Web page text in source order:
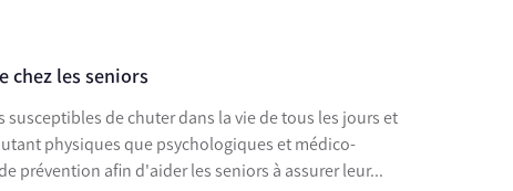
chez les seniors
susceptibles de chuter dans la vie de tous les jours et
physiques que psychologiques et médico-
prévention afin d'aider les seniors à assurer leur...